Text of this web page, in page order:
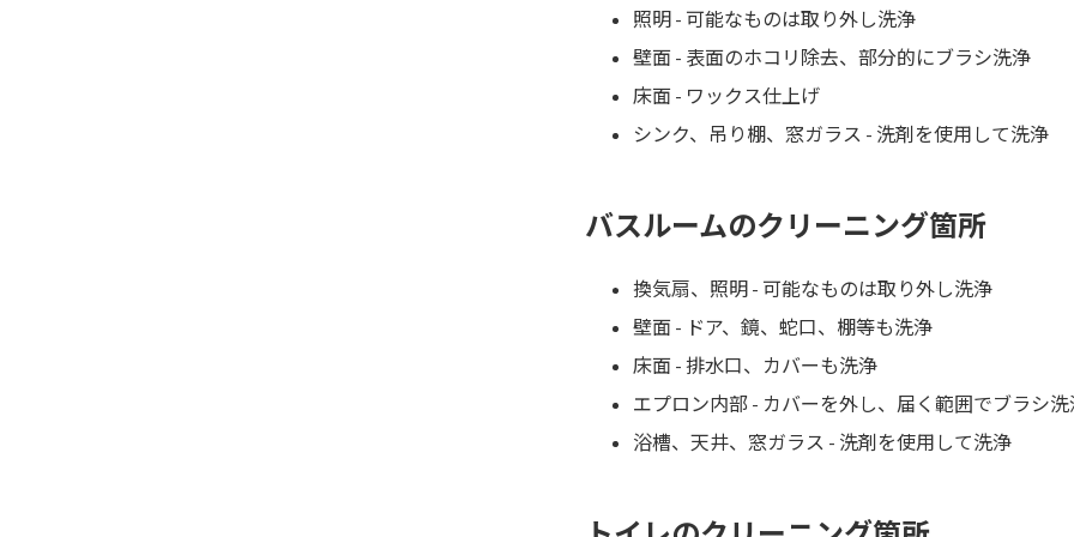
照明 - 可能なものは取り外し洗浄
壁面 - 表面のホコリ除去、部分的にブラシ洗浄
床面 - ワックス仕上げ
シンク、吊り棚、窓ガラス - 洗剤を使用して洗浄
バスルームのクリーニング箇所
換気扇、照明 - 可能なものは取り外し洗浄
壁面 - ドア、鏡、蛇口、棚等も洗浄
床面 - 排水口、カバーも洗浄
エプロン内部 - カバーを外し、届く範囲でブラシ洗
浴槽、天井、窓ガラス - 洗剤を使用して洗浄